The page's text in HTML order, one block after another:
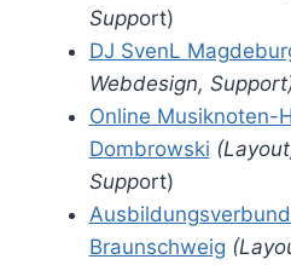
Support)
DJ SvenL
Webdesign,
Online Musiknoten-
Dombrowski
Support)
Braunschweig